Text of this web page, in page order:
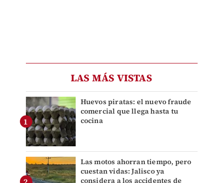
LAS MÁS VISTAS
Huevos piratas: el nuevo fraude
comercial que llega hasta tu
cocina
Las motos ahorran tiempo, pero
cuestan vidas: Jalisco ya
considera a los accidentes de